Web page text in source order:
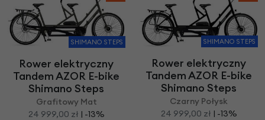
SHIMANO STEPS
Rower elektryczny
Tandem AZOR E-bike
Shimano Steps
Grafitowy Mat
24 999,00 zł | -13%
SHIMANO STEPS
Rower elektryczny
Tandem AZOR E-bike
Shimano Steps
Czarny Połysk
24 999,00 zł | -13%